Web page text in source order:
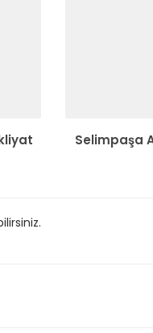
Selimpaşa